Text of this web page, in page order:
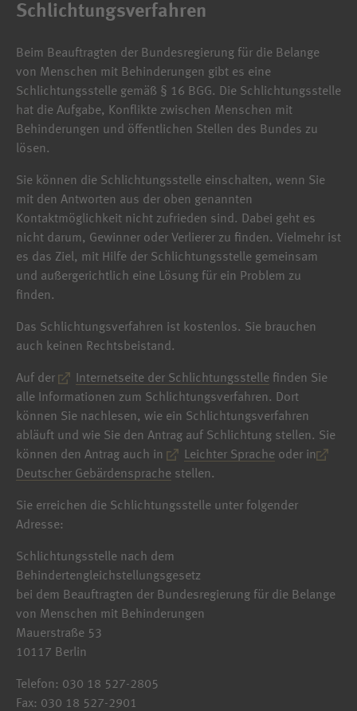
Schlichtungsverfahren
Beim Beauftragten der Bundesregierung für die Belange
von Menschen mit Behinderungen gibt es eine
Schlichtungsstelle gemäß § 16 BGG. Die Schlichtungsstelle
hat die Aufgabe, Konflikte zwischen Menschen mit
Behinderungen und öffentlichen Stellen des Bundes zu
lösen.
Sie können die Schlichtungsstelle einschalten, wenn Sie
mit den Antworten aus der oben genannten
Kontaktmöglichkeit nicht zufrieden sind. Dabei geht es
nicht darum, Gewinner oder Verlierer zu finden. Vielmehr ist
es das Ziel, mit Hilfe der Schlichtungsstelle gemeinsam
und außergerichtlich eine Lösung für ein Problem zu
finden.
Das Schlichtungsverfahren ist kostenlos. Sie brauchen
auch keinen Rechtsbeistand.
Auf der Internetseite der Schlichtungsstelle finden Sie
alle Informationen zum Schlichtungsverfahren. Dort
können Sie nachlesen, wie ein Schlichtungsverfahren
abläuft und wie Sie den Antrag auf Schlichtung stellen. Sie
können den Antrag auch in
Leichter Sprache oder in
Deutscher Gebärdensprache stellen.
Sie erreichen die Schlichtungsstelle unter folgender
Adresse:
Schlichtungsstelle nach dem
Behindertengleichstellungsgesetz
bei dem Beauftragten der Bundesregierung für die Belange
von Menschen mit Behinderungen
Mauerstraße 53
10117 Berlin
Telefon: 030 18 527-2805
Fax: 030 18 527-2901